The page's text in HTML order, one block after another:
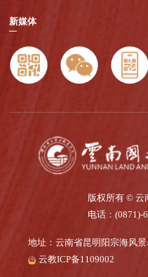
新媒体
版权所有 © 云
电话：(0871)-
地址：云南省昆明阳宗海风
云教ICP备1109002